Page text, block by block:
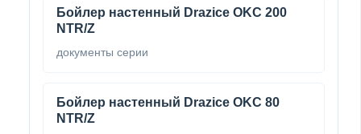
Бойлер настенный Drazice OKC 200
NTR/Z
документы серии
Бойлер настенный Drazice OKC 80
NTR/Z